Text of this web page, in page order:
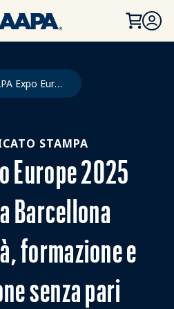
PRINCIPALE
IAAPA Expo Europe 2025 Porterà a Barcellona Opportunità, Formazione e Innovazione Senza Pari
STAMPA
Europe 2025
Barcellona
formazione e
senza pari